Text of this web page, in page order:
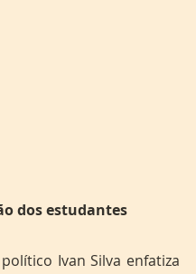
dos estudantes
Ivan Silva enfatiza